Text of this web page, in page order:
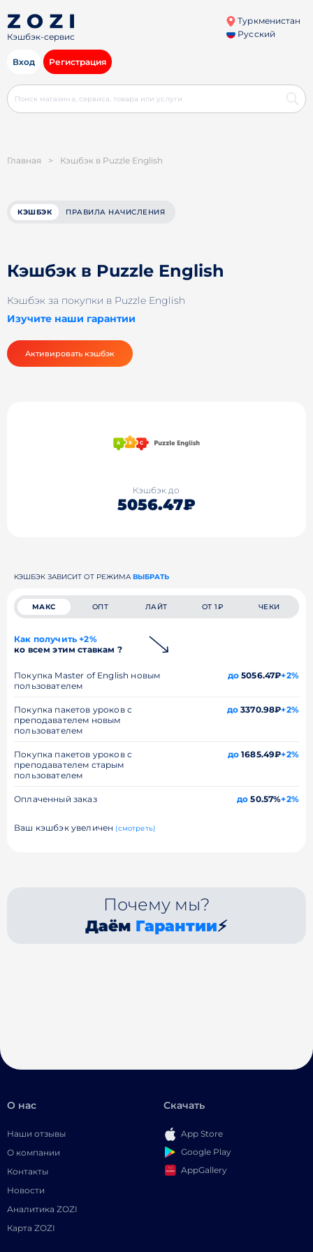
Кэшбэк-сервис
Туркменистан
Русский
Вход Регистрация
Главная > Кэшбэк в Puzzle English
КЭШБЭК ПРАВИЛА НАЧИСЛЕНИЯ
Кэшбэк в Puzzle English
Кэшбэк за покупки в Puzzle English
Изучите наши гарантии
Активировать кэшбэк
Кэшбэк до
5056.47₽
КЭШБЭК ЗАВИСИТ ОТ РЕЖИМА ВЫБРАТЬ
МАКС ОПТ ЛАЙТ ОТ 1₽ ЧЕКИ
Как получить +2%
ко всем этим ставкам ?
Покупка Master of English новым
пользователем
до5056.47₽+2%
Покупка пакетов уроков с
преподавателем новым
пользователем
до3370.98₽+2%
Покупка пакетов уроков с
преподавателем старым
пользователем
до1685.49₽+2%
Оплаченный заказ до 50.57%+2%
Ваш кэшбэк увеличен (смотреть)
Почему мы?
Даём Гарантии⚡
О нас
Наши отзывы
О компании
Контакты
Новости
Аналитика ZOZI
Карта ZOZI
Скачать
App Store
Google Play
AppGallery